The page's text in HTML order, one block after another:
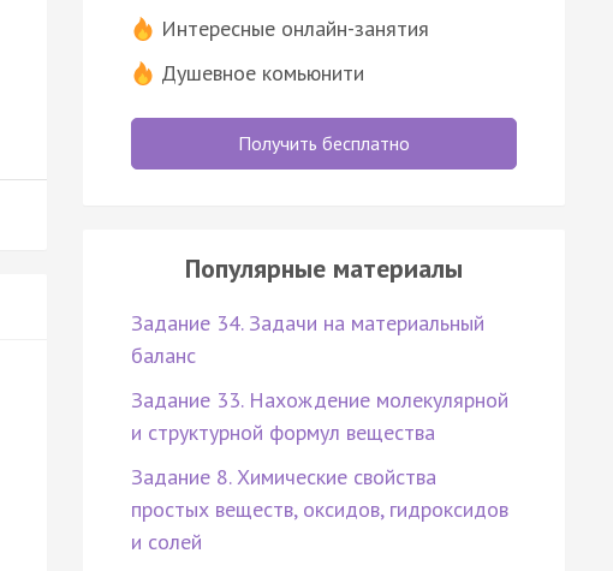
Интересные онлайн-занятия
Душевное комьюнити
Получить бесплатно
Популярные материалы
Задание 34. Задачи на материальный
баланс
Задание 33. Нахождение молекулярной
и структурной формул вещества
Задание 8. Химические свойства
простых веществ, оксидов, гидроксидов
и солей